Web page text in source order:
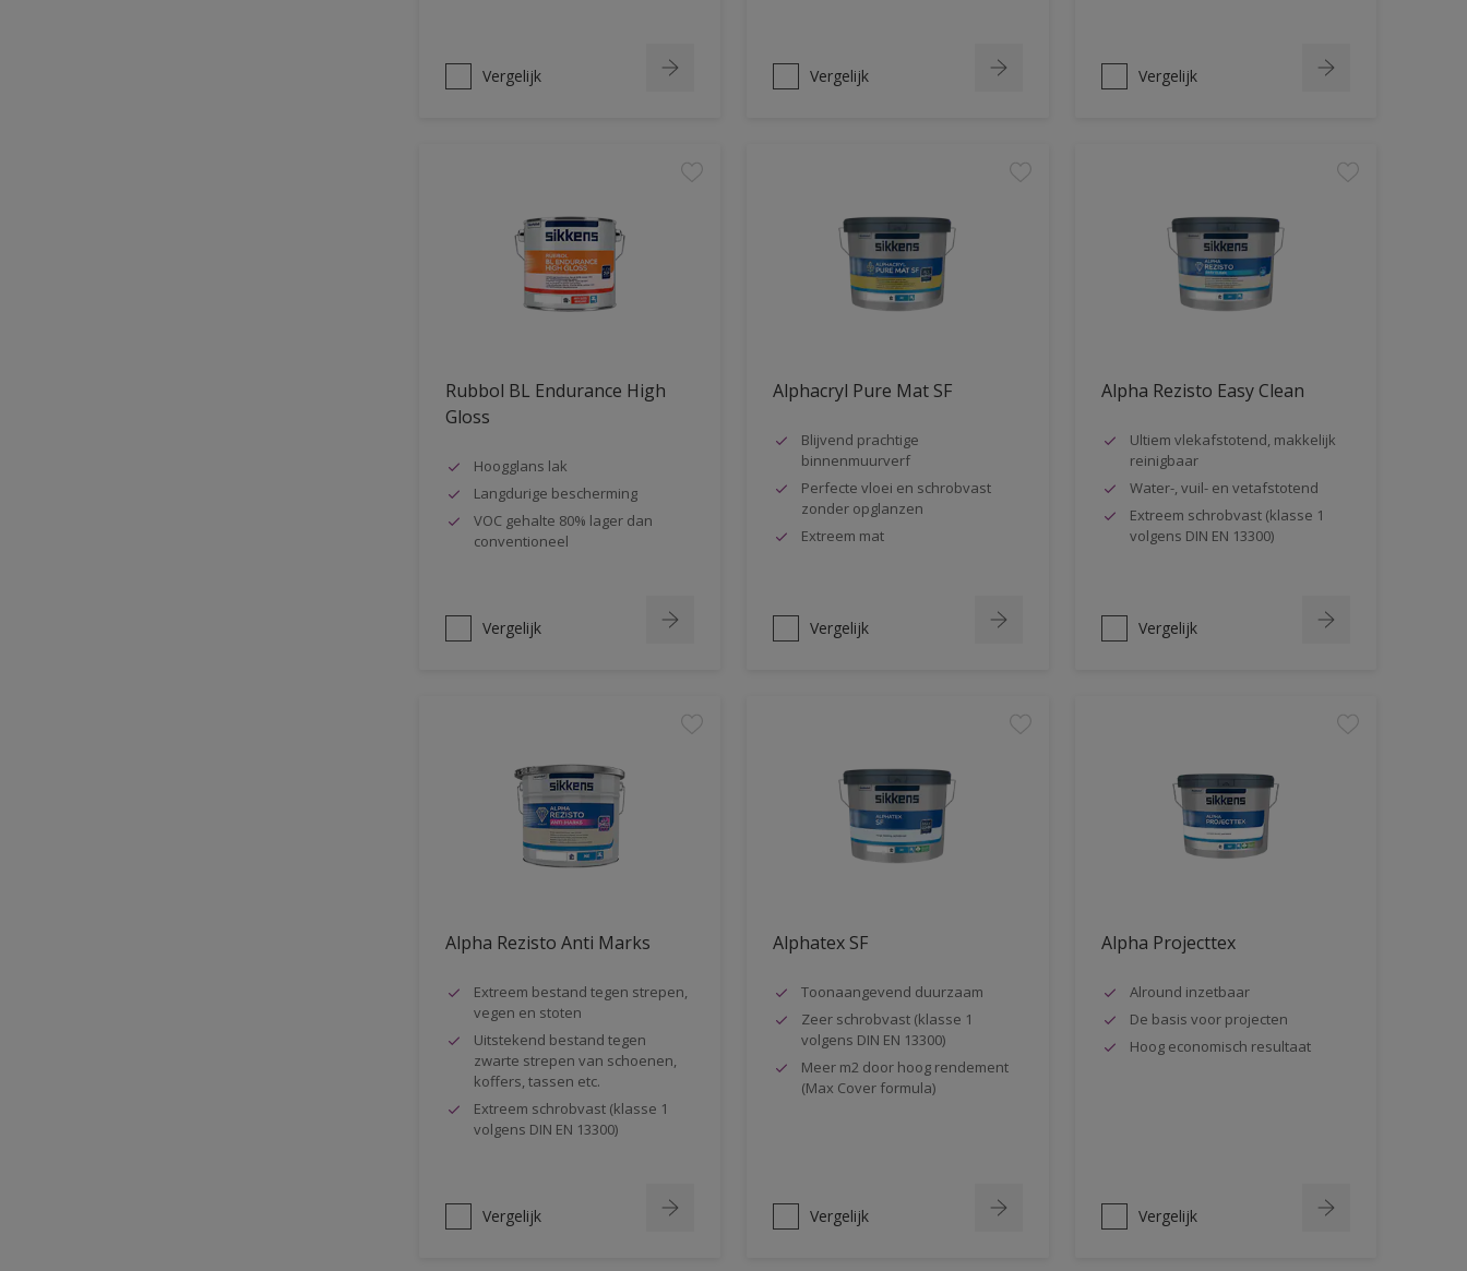
Vergelijk Vergelijk Vergelijk
Rubbol BL Endurance High
Gloss
Hoogglans lak
Langdurige bescherming
VOC gehalte 80% lager dan
conventioneel
Vergelijk
Alphacryl Pure Mat SF
Blijvend prachtige
binnenmuurverf
Perfecte vloei en schrobvast
zonder opglanzen
Extreem mat
Vergelijk
Alpha Rezisto Easy Clean
Ultiem vlekafstotend, makkelijk
reinigbaar
Water-, vuil- en vetafstotend
Extreem schrobvast (klasse 1
volgens DIN EN 13300)
Vergelijk
Alpha Rezisto Anti Marks
Extreem bestand tegen strepen,
vegen en stoten
Uitstekend bestand tegen
zwarte strepen van schoenen,
koffers, tassen etc.
Extreem schrobvast (klasse 1
volgens DIN EN 13300)
Vergelijk
Alphatex SF
Toonaangevend duurzaam
Zeer schrobvast (klasse 1
volgens DIN EN 13300)
Meer m2 door hoog rendement
(Max Cover formula)
Vergelijk
Alpha Projecttex
Alround inzetbaar
De basis voor projecten
Hoog economisch resultaat
Vergelijk